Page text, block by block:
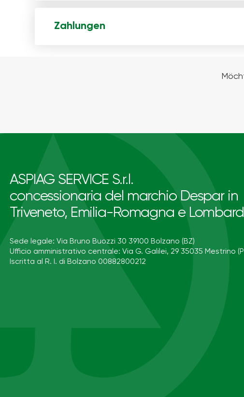
Zahlungen
ASPIAG SERVICE S.r.l.
concessionaria del marchio Despar in
Triveneto, Emilia-Romagna e
Sede legale: Via Bruno Buozzi 30 39100 Bolzano (BZ)
Ufficio amministrativo centrale: Via G. Galilei, 29 35035 Mestrino
Iscritta al R. I. di Bolzano 00882800212